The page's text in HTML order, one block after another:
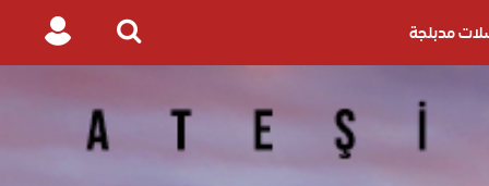
مدبلجة
Search
Login